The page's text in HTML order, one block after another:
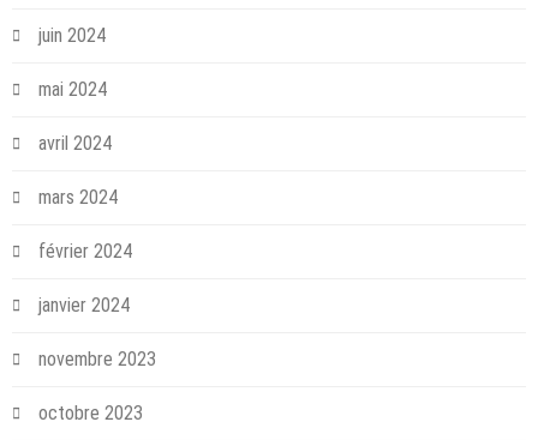
juin 2024
mai 2024
avril 2024
mars 2024
février 2024
janvier 2024
novembre 2023
octobre 2023